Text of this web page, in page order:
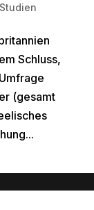
Studien
Schluss,
(gesamt